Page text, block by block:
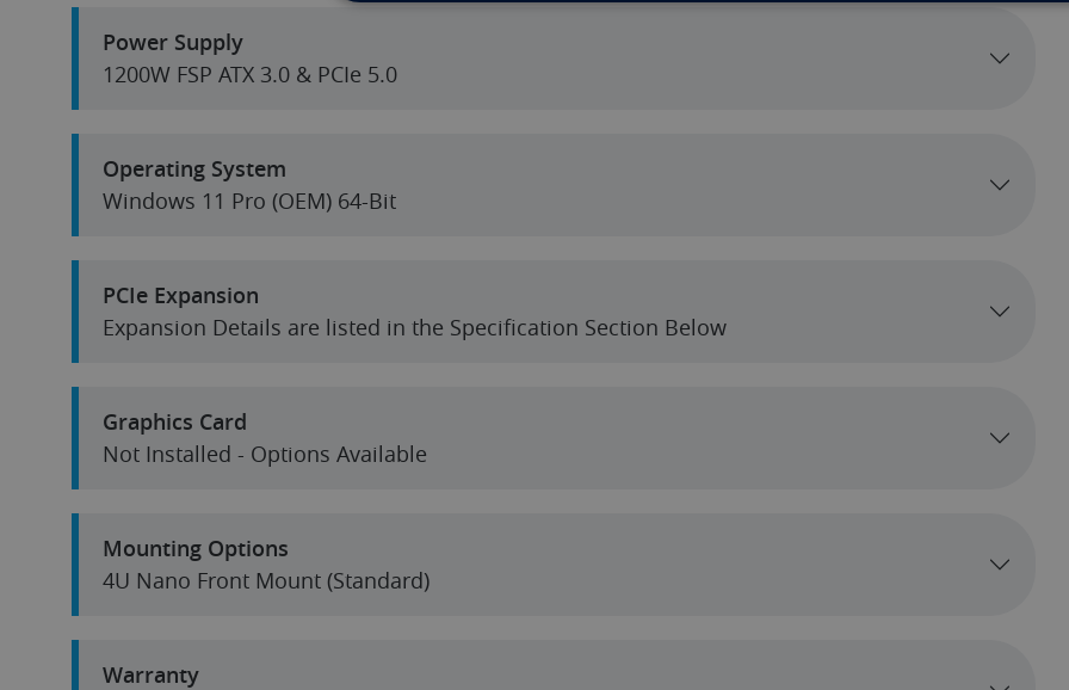
Power Supply
1200W FSP ATX 3.0 & PCIe 5.0
Operating System
Windows 11 Pro (OEM) 64-Bit
PCIe Expansion
Expansion Details are listed in the Specification Section Below
Graphics Card
Not Installed - Options Available
Mounting Options
4U Nano Front Mount (Standard)
Warranty